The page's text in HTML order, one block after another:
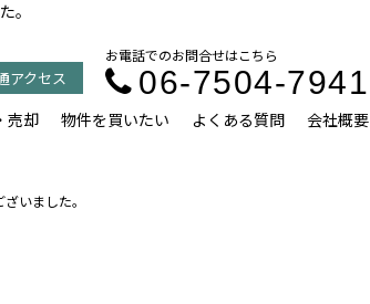
。
お電話でのお問合せはこちら
06-7504-7941
アクセス
売却 物件を買いたい よくある質問 会社概要
いました。